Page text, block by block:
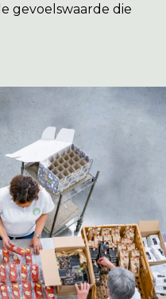
gevoelswaarde die